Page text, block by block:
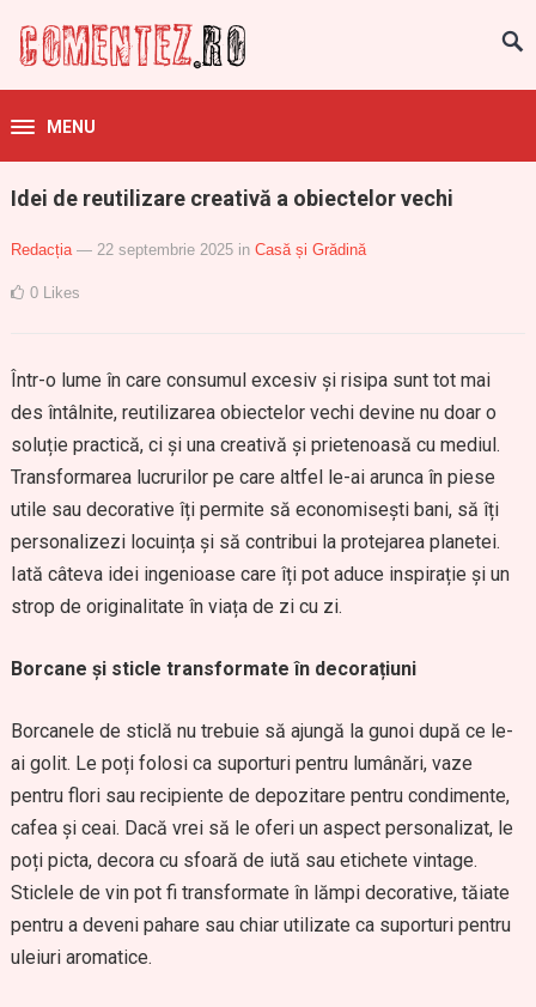
MENU
Idei de reutilizare creativă a obiectelor vechi
Redacția — 22 septembrie 2025 in Casă și Grădină
0 Likes
Într-o lume în care consumul excesiv și risipa sunt tot mai
des întâlnite, reutilizarea obiectelor vechi devine nu doar o
soluție practică, ci și una creativă și prietenoasă cu mediul.
Transformarea lucrurilor pe care altfel le-ai arunca în piese
utile sau decorative îți permite să economisești bani, să îți
personalizezi locuința și să contribui la protejarea planetei.
Iată câteva idei ingenioase care îți pot aduce inspirație și un
strop de originalitate în viața de zi cu zi.
Borcane și sticle transformate în decorațiuni
Borcanele de sticlă nu trebuie să ajungă la gunoi după ce le-
ai golit. Le poți folosi ca suporturi pentru lumânări, vaze
pentru flori sau recipiente de depozitare pentru condimente,
cafea și ceai. Dacă vrei să le oferi un aspect personalizat, le
poți picta, decora cu sfoară de iută sau etichete vintage.
Sticlele de vin pot fi transformate în lămpi decorative, tăiate
pentru a deveni pahare sau chiar utilizate ca suporturi pentru
uleiuri aromatice.